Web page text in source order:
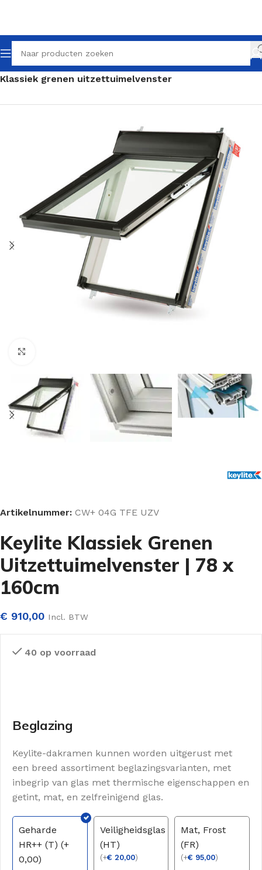
Home Klassieke dakramen Klassiek uitzettuimelvenster
Klassiek grenen uitzettuimelvenster
Artikelnummer: CW+ 04G TFE UZV
Keylite Klassiek Grenen
Uitzettuimelvenster | 78 x
160cm
€ 910,00 Incl. BTW
40 op voorraad
Beglazing
Keylite-dakramen kunnen worden uitgerust met
een breed assortiment beglazingsvarianten, met
inbegrip van glas met thermische eigenschappen en
getint, mat, en zelfreinigend glas.
Geharde
HR++ (T) (+
0,00)
Veiligheidsglas
(HT)
(+€ 20,00)
Mat, Frost
(FR)
(+€ 95,00)